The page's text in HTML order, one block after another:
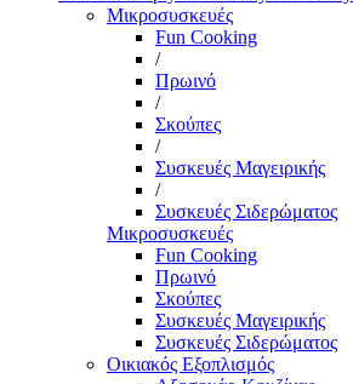
Μικροσυσκευές
Fun Cooking
/
Πρωινό
/
Σκούπες
/
Συσκευές Μαγειρικής
/
Συσκευές Σιδερώματος
Μικροσυσκευές
Fun Cooking
Πρωινό
Σκούπες
Συσκευές Μαγειρικής
Συσκευές Σιδερώματος
Οικιακός Εξοπλισμός